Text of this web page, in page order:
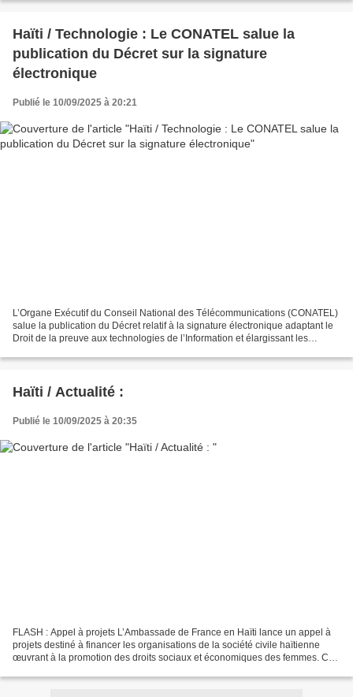
Haïti / Technologie : Le CONATEL salue la
publication du Décret sur la signature
électronique
Publié le 10/09/2025 à 20:21
L’Organe Exécutif du Conseil National des Télécommunications (CONATEL)
salue la publication du Décret relatif à la signature électronique adaptant le
Droit de la preuve aux technologies de l’Information et élargissant les
Haïti / Actualité :
Publié le 10/09/2025 à 20:35
FLASH : Appel à projets L’Ambassade de France en Haïti lance un appel à
projets destiné à financer les organisations de la société civile haïtienne
œuvrant à la promotion des droits sociaux et économiques des femmes. Cet